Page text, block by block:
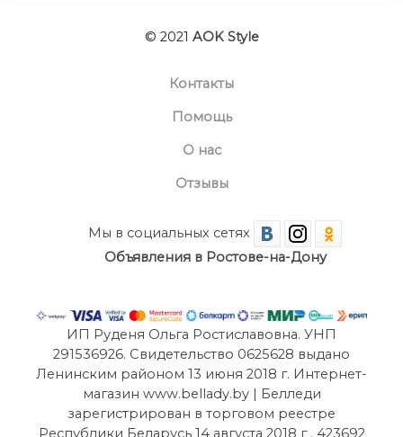
© 2021 AOK Style
Контакты
Помощь
О нас
Отзывы
Мы в социальных сетях
Объявления в Ростове-на-Дону
ИП Руденя Ольга Ростиславовна. УНП
291536926. Свидетельство 0625628 выдано
Ленинским районом 13 июня 2018 г. Интернет-
магазин www.bellady.by | Белледи
зарегистрирован в торговом реестре
Республики Беларусь 14 августа 2018 г . 423692